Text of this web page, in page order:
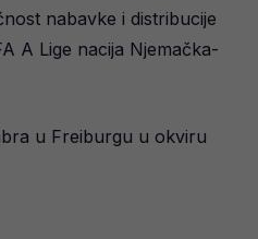
nabavke i distribucije
A Lige nacija Njemačka-
u Freiburgu u okviru